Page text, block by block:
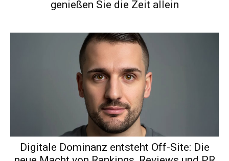
genießen Sie die Zeit allein
Digitale Dominanz entsteht Off-Site: Die